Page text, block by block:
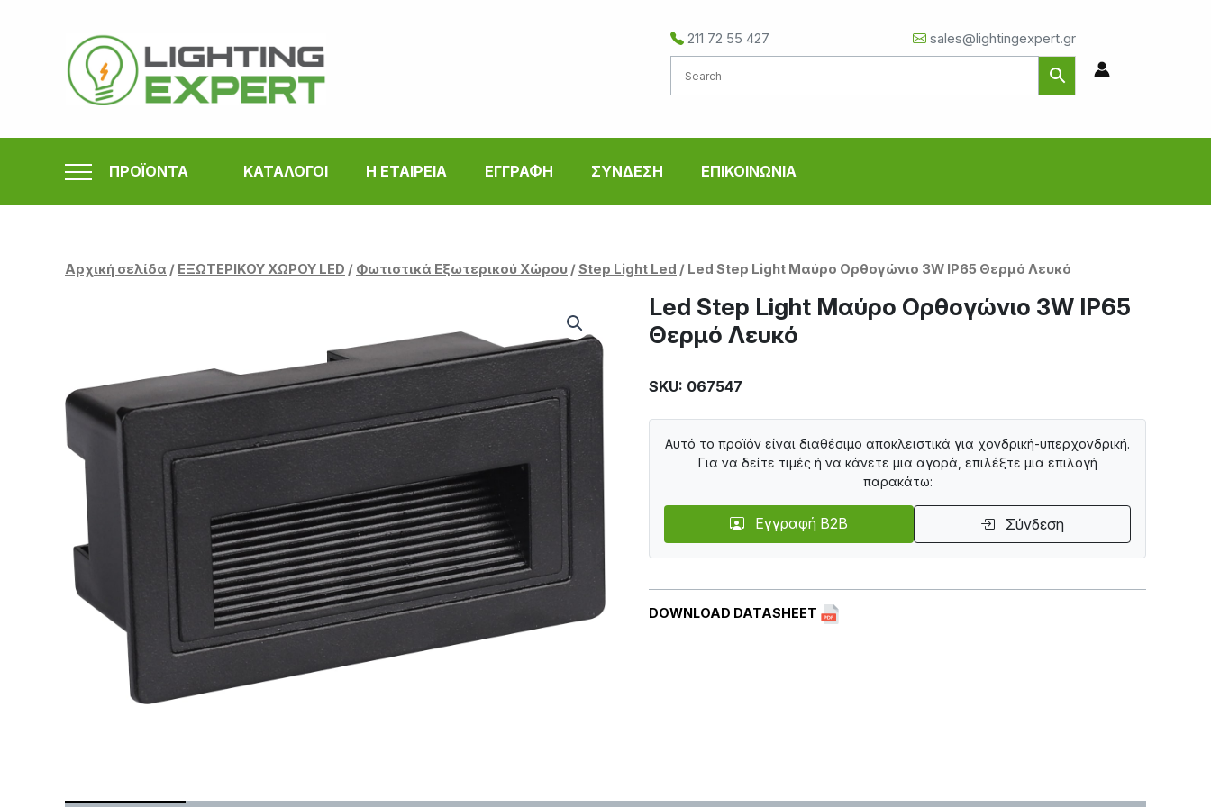
περιεχόμενο
211 72 55 427 sales@lightingexpert.gr
ΠΡΟΪΟΝΤΑ ΚΑΤΑΛΟΓΟΙ Η ΕΤΑΙΡΕΙΑ ΕΓΓΡΑΦΗ ΣΥΝΔΕΣΗ ΕΠΙΚΟΙΝΩΝΙΑ
Αρχική σελίδα / ΕΞΩΤΕΡΙΚΟΥ ΧΩΡΟΥ LED / Φωτιστικά Εξωτερικού Χώρου /Step Light Led / Led Step Light Μαύρο Ορθογώνιο 3W IP65 Θερμό Λευκό
Led Step Light Μαύρο Ορθογώνιο 3W IP65
Θερμό Λευκό
SKU: 067547
DOWNLOAD DATASHEET
Αυτό το προϊόν είναι διαθέσιμο αποκλειστικά για χονδρική-υπερχονδρική.
Για να δείτε τιμές ή να κάνετε μια αγορά, επιλέξτε μια επιλογή
παρακάτω:
Εγγραφή B2B Σύνδεση